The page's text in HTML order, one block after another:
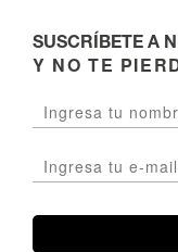
SUSCRÍBETE A
Y NO TE